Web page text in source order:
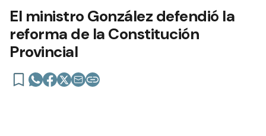
El ministro González defendió la
reforma de la Constitución
Provincial